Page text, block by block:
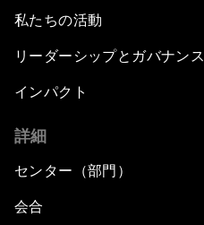
私たちの活動
リーダーシップとガバナンス
インパクト
詳細
センター（部門）
会合